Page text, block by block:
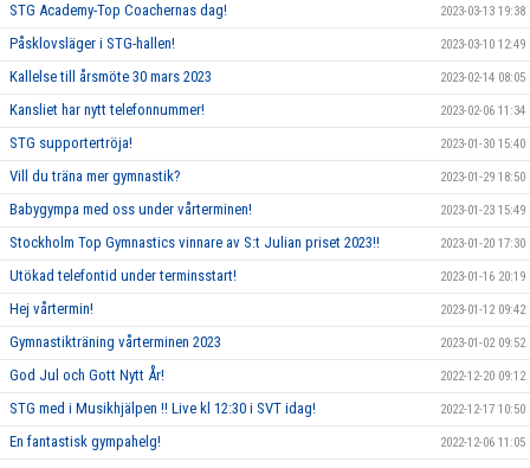
STG Academy-Top Coachernas dag! 2023-03-13 19:38
Påsklovsläger i STG-hallen! 2023-03-10 12:49
Kallelse till årsmöte 30 mars 2023 2023-02-14 08:05
Kansliet har nytt telefonnummer! 2023-02-06 11:34
STG supportertröja! 2023-01-30 15:40
Vill du träna mer gymnastik? 2023-01-29 18:50
Babygympa med oss under vårterminen! 2023-01-23 15:49
Stockholm Top Gymnastics vinnare av S:t Julian priset 2023!! 2023-01-20 17:30
Utökad telefontid under terminsstart! 2023-01-16 20:19
Hej vårtermin! 2023-01-12 09:42
Gymnastikträning vårterminen 2023 2023-01-02 09:52
God Jul och Gott Nytt År! 2022-12-20 09:12
STG med i Musikhjälpen !! Live kl 12:30 i SVT idag! 2022-12-17 10:50
En fantastisk gympahelg! 2022-12-06 11:05